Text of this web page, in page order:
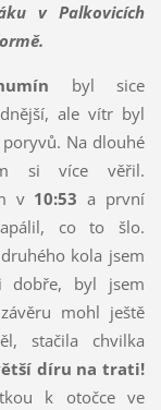
v Palkovicích
byl sice
ale vítr byl
Na dlouhé
si více věřil.
v 10:53 a první
co to šlo.
kola jsem
dobře, byl jsem
mohl ještě
stačila chvilka
díru na trati!
k otočce ve